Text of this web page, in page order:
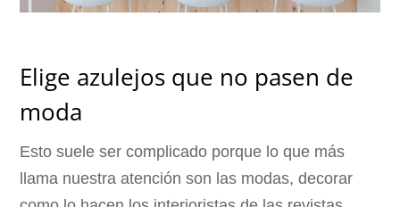
Elige azulejos que no pasen de
moda
Esto suele ser complicado porque lo que más
llama nuestra atención son las modas, decorar